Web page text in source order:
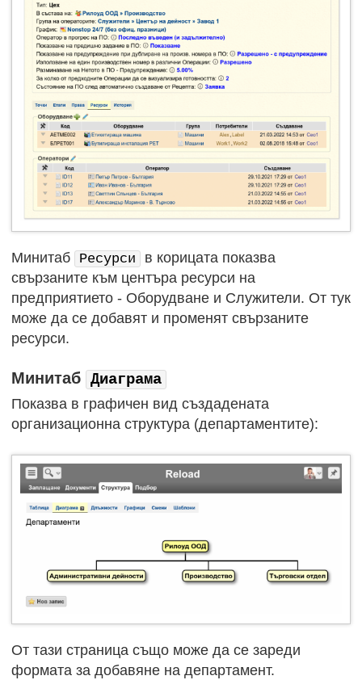
Минитаб Ресурси
в корицата показва
свързаните към центъра ресурси на
предприятието - Оборудване и Служители. От тук
може да се добавят и променят свързаните
ресурси.
Минитаб Диаграма
Показва в графичен вид създадената
организационна структура (департаментите):
От тази страница също може да се зареди
формата за добавяне на департамент.